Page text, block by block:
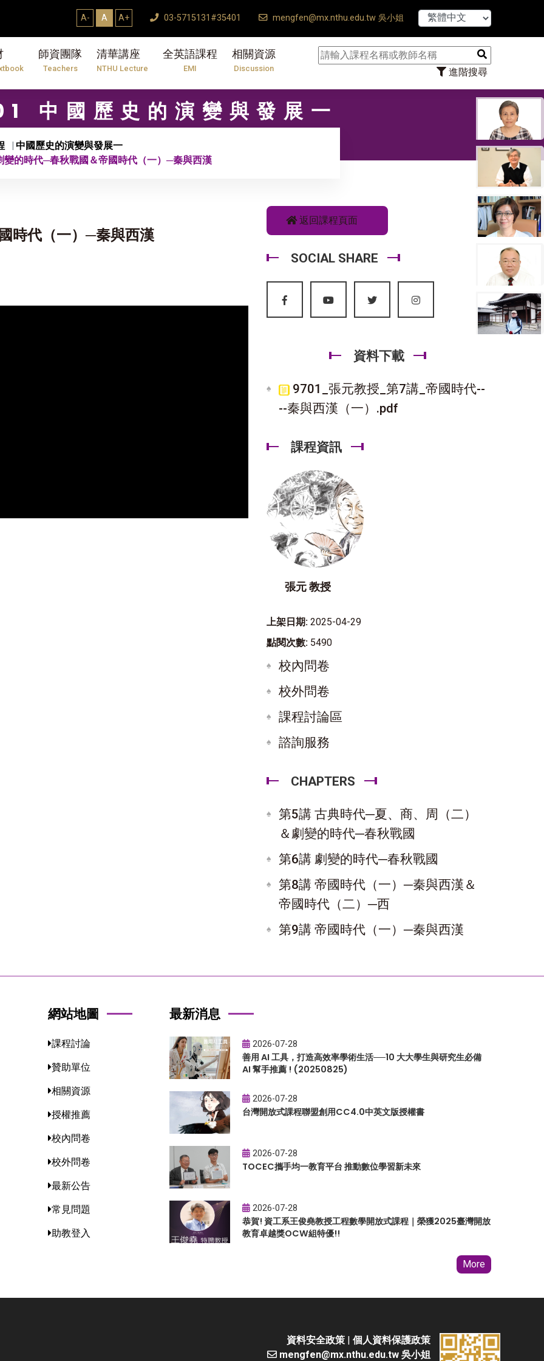
A- A A+ 03-5715131#35401 mengfen@mx.nthu.edu.tw 吳小姐
師資團隊
Teachers
清華講座
NTHU Lecture
全英語課程
EMI
相關資源
Discussion 進階搜尋
【7/31】114學
中國歷史的演變與發展一
中國歷史的演變與發展一
變的時代─春秋戰國＆帝國時代（一）─秦與西漢
時代（一）─秦與西漢
返回課程頁面
SOCIAL SHARE
資料下載
9701_張元教授_第7講_帝國時代--
--秦與西漢（一）.pdf
課程資訊
張元 教授
上架日期: 2025-04-29
點閱次數: 5490
校內問卷
校外問卷
課程討論區
諮詢服務
CHAPTERS
第5講 古典時代─夏、商、周（二）
＆劇變的時代─春秋戰國
第6講 劇變的時代─春秋戰國
第8講 帝國時代（一）─秦與西漢＆
帝國時代（二）─西
第9講 帝國時代（一）─秦與西漢
網站地圖
課程討論
贊助單位
相關資源
授權推薦
校內問卷
校外問卷
最新公告
常見問題
助教登入
最新消息
2026-07-28
善用 AI 工具，打造高效率學術生活──10 大大學生與研究生必備
AI 幫手推薦 ! (20250825)
2026-07-28
台灣開放式課程聯盟創用CC4.0中英文版授權書
2026-07-28
TOCEC攜手均一教育平台 推動數位學習新未來
2026-07-28
恭賀! 資工系王俊堯教授工程數學開放式課程｜榮獲2025臺灣開放
教育卓越獎OCW組特優!!
More
資料安全政策 | 個人資料保護政策
mengfen@mx.nthu.edu.tw 吳小姐